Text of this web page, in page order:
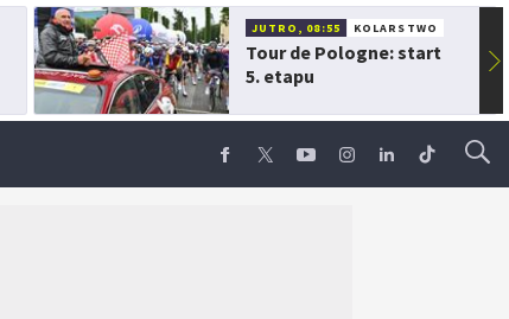
JUTRO, 08:55 KOLARSTWO
Tour de Pologne: start
5. etapu
▶